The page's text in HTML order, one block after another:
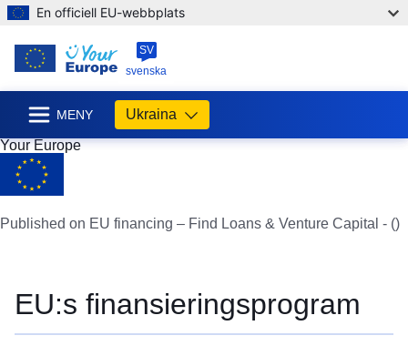
En officiell EU-webbplats
SV
svenska
MENY
Ukraina
Your Europe
Published on EU financing – Find Loans & Venture Capital - ()
EU:s finansieringsprogram